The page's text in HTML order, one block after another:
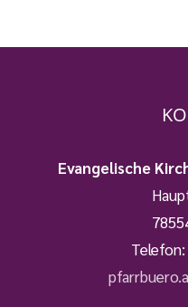
Evangelische
Telefon: